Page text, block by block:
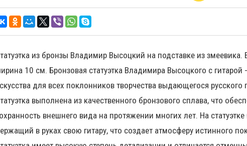
из бронзы Владимир Высоцкий на подставке из
10 см. Бронзовая статуэтка Владимира Высоцкого с гитарой
для всех поклонников творчества выдающегося русского
выполнена из качественного бронзового сплава, что
внешнего вида на протяжении многих лет. На
в руках свою гитару, что создает атмосферу истинного